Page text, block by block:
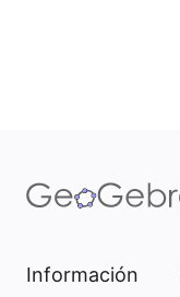
Información